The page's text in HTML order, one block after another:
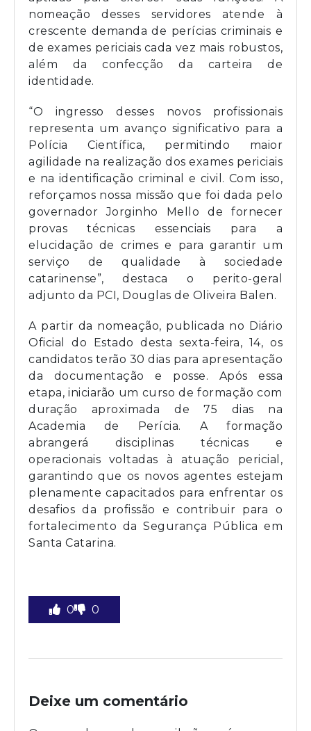
nomeação desses servidores atende à
crescente demanda de perícias criminais e
de exames periciais cada vez mais robustos,
além da confecção da carteira de
identidade.
“O ingresso desses novos profissionais
representa um avanço significativo para a
Polícia Científica, permitindo maior
agilidade na realização dos exames periciais
e na identificação criminal e civil. Com isso,
reforçamos nossa missão que foi dada pelo
governador Jorginho Mello de fornecer
provas técnicas essenciais para a
elucidação de crimes e para garantir um
serviço de qualidade à sociedade
catarinense”, destaca o perito-geral
adjunto da PCI, Douglas de Oliveira Balen.
A partir da nomeação, publicada no Diário
Oficial do Estado desta sexta-feira, 14, os
candidatos terão 30 dias para apresentação
da documentação e posse. Após essa
etapa, iniciarão um curso de formação com
duração aproximada de 75 dias na
Academia de Perícia. A formação
abrangerá disciplinas técnicas e
operacionais voltadas à atuação pericial,
garantindo que os novos agentes estejam
plenamente capacitados para enfrentar os
desafios da profissão e contribuir para o
fortalecimento da Segurança Pública em
Santa Catarina.
0 0
Deixe um comentário